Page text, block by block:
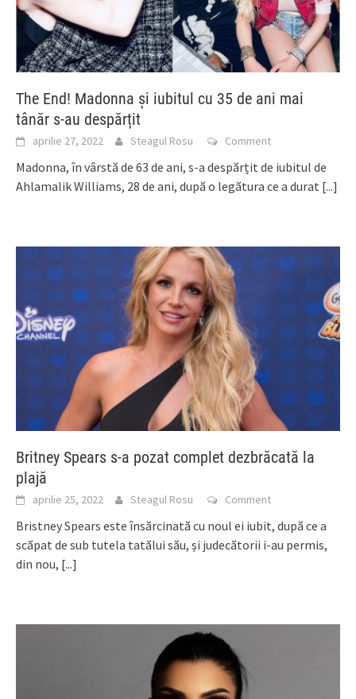
The End! Madonna și iubitul cu 35 de ani mai
tânăr s-au despărțit
aprilie 27, 2022 Steagul Rosu Comment
Madonna, în vârstă de 63 de ani, s-a despărțit de iubitul de
Ahlamalik Williams, 28 de ani, după o legătura ce a durat [...]
Britney Spears s-a pozat complet dezbrăcată la
plajă
aprilie 25, 2022 Steagul Rosu Comment
Bristney Spears este însărcinată cu noul ei iubit, după ce a
scăpat de sub tutela tatălui său, și judecătorii i-au permis,
din nou, [...]